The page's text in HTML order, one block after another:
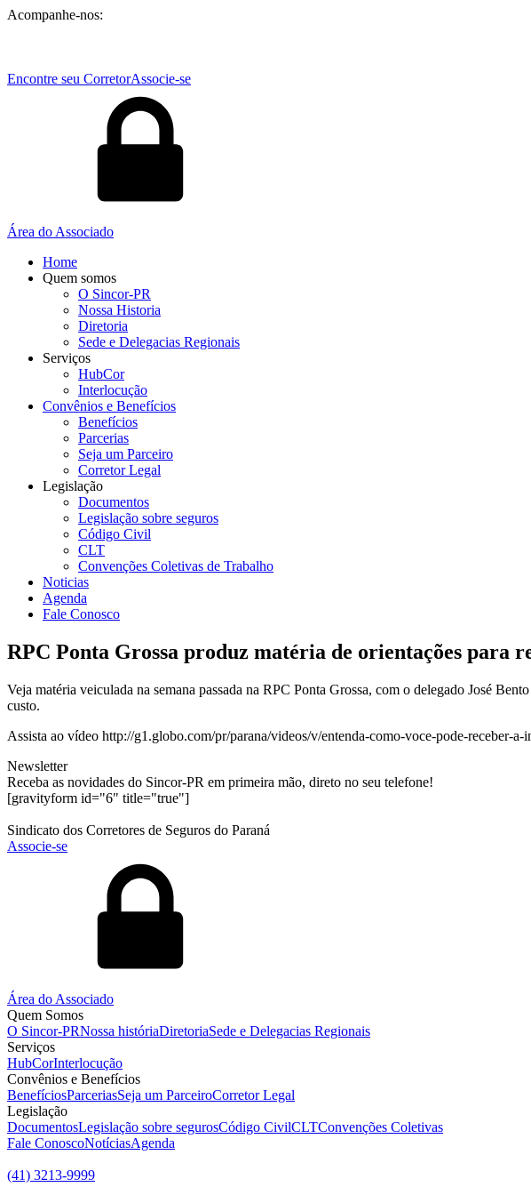
Acompanhe-nos:
Encontre seu CorretorAssocie-se
Área do Associado
Home
Quem somos
O Sincor-PR
Nossa Historia
Diretoria
Sede e Delegacias Regionais
Serviços
HubCor
Interlocução
Convênios e Benefícios
Benefícios
Parcerias
Seja um Parceiro
Corretor Legal
Legislação
Documentos
Legislação sobre seguros
Código Civil
CLT
Convenções Coletivas de Trabalho
Noticias
Agenda
Fale Conosco
RPC Ponta Grossa produz matéria de orientações para
Veja matéria veiculada na semana passada na RPC Ponta Grossa, com o delegado José
custo.
Assista ao vídeo http://g1.globo.com/pr/parana/videos/v/entenda-como-voce-pode-receber-
Newsletter
Receba as novidades do Sincor-PR em primeira mão, direto no seu telefone!
[gravityform id="6" title="true"]
Sindicato dos Corretores de Seguros do Paraná
Associe-se
Área do Associado
Quem Somos
O Sincor-PRNossa históriaDiretoriaSede e Delegacias Regionais
Serviços
HubCorInterlocução
Convênios e Benefícios
BenefíciosParceriasSeja um ParceiroCorretor Legal
Legislação
DocumentosLegislação sobre segurosCódigo CivilCLTConvenções Coletivas
Fale ConoscoNotíciasAgenda
(41) 3213-9999